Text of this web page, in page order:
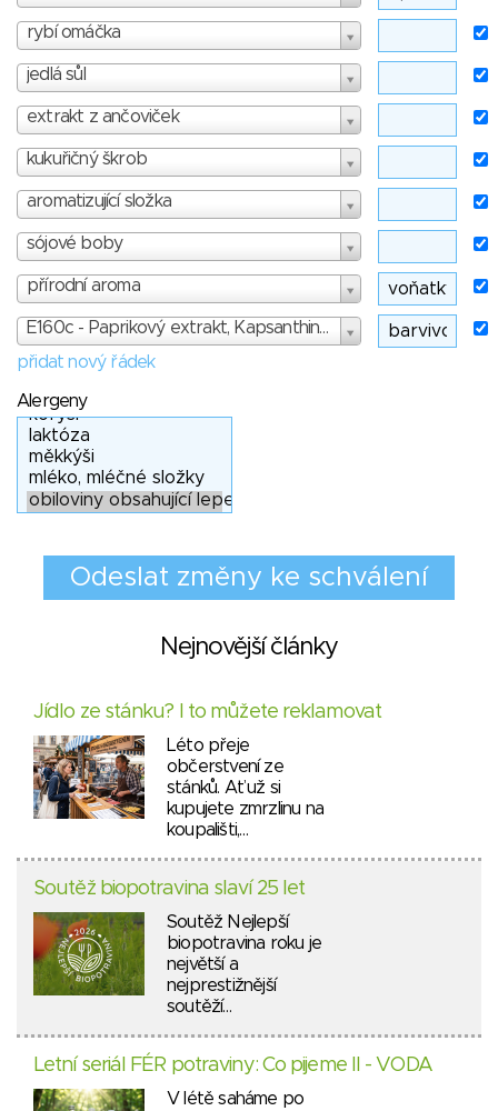
rybí omáčka
jedlá sůl
extrakt z ančoviček
kukuřičný škrob
aromatizující složka
sójové boby
přírodní aroma
E160c - Paprikový extrakt, Kapsanthin, Kapsorubin - skóre: 0
přidat nový řádek
Alergeny
Nejnovější články
Jídlo ze stánku? I to můžete reklamovat
Léto přeje
občerstvení ze
stánků. Ať už si
kupujete zmrzlinu na
koupališti,…
Soutěž biopotravina slaví 25 let
Soutěž Nejlepší
biopotravina roku je
největší a
nejprestižnější
soutěží…
Letní seriál FÉR potraviny: Co pijeme II - VODA
V létě saháme po